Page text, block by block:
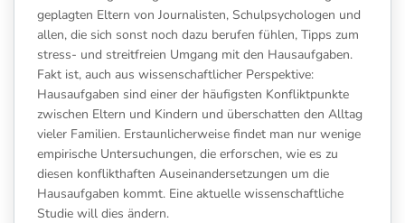
geplagten Eltern von Journalisten, Schulpsychologen und
allen, die sich sonst noch dazu berufen fühlen, Tipps zum
stress- und streitfreien Umgang mit den Hausaufgaben.
Fakt ist, auch aus wissenschaftlicher Perspektive:
Hausaufgaben sind einer der häufigsten Konfliktpunkte
zwischen Eltern und Kindern und überschatten den Alltag
vieler Familien. Erstaunlicherweise findet man nur wenige
empirische Untersuchungen, die erforschen, wie es zu
diesen konflikthaften Auseinandersetzungen um die
Hausaufgaben kommt. Eine aktuelle wissenschaftliche
Studie will dies ändern.